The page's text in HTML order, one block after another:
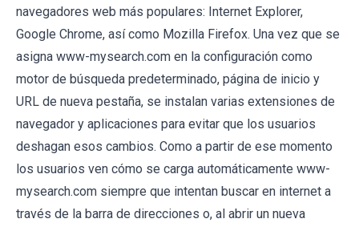
navegadores web más populares: Internet Explorer,
Google Chrome, así como Mozilla Firefox. Una vez que se
asigna www-mysearch.com en la configuración como
motor de búsqueda predeterminado, página de inicio y
URL de nueva pestaña, se instalan varias extensiones de
navegador y aplicaciones para evitar que los usuarios
deshagan esos cambios. Como a partir de ese momento
los usuarios ven cómo se carga automáticamente www-
mysearch.com siempre que intentan buscar en internet a
través de la barra de direcciones o, al abrir un nueva